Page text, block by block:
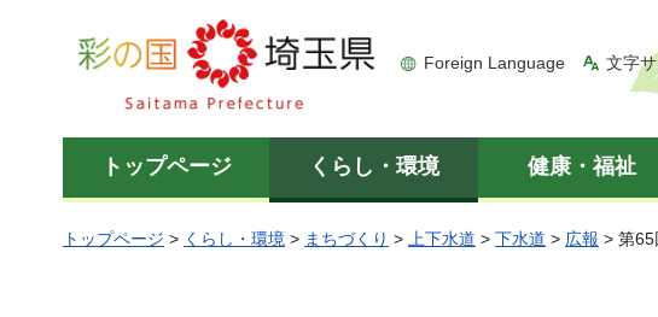
彩の国 埼玉県
Foreign Language 文字
トップページ くらし・環境 健康・福祉
トップページ > くらし・環境 > まちづくり > 上下水道 > 下水道 > 広報 > 第65